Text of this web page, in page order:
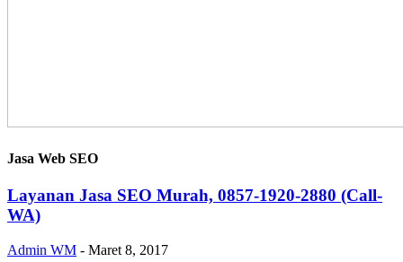
Jasa Web SEO
Layanan Jasa SEO Murah, 0857-1920-2880 (Call-
WA)
Admin WM - Maret 8, 2017